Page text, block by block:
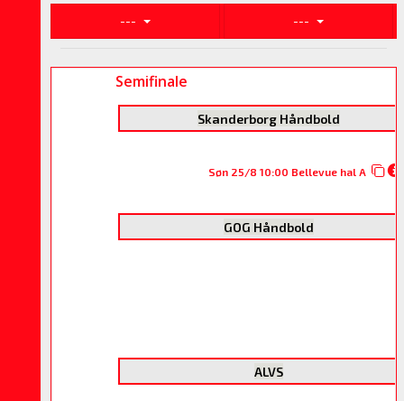
--- ---
Semifinale
Skanderborg Håndbold
Søn 25/8 10:00 Bellevue hal A
GOG Håndbold
ALVS